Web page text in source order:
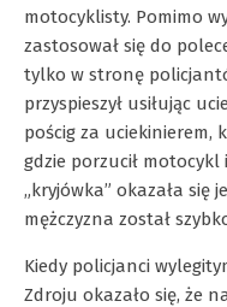
motocyklisty. Pomimo
zastosował się do
tylko w stronę
przyspieszył usiłując
pościg za uciekinierem,
gdzie porzucił motocykl
„kryjówka” okazała się
mężczyzna został
Kiedy policjanci
Zdroju okazało się, że